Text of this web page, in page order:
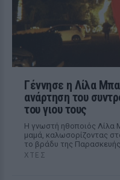
Γέννησε η Λίλα
ανάρτηση του
του γιου τους
Η γνωστή ηθοποιός Λίλα
μαμά, καλωσορίζοντας
το βράδυ της
ΧΤΕΣ